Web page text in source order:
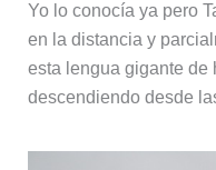
Yo lo conocía ya pero
en la distancia y
esta lengua gigante de
descendiendo desde